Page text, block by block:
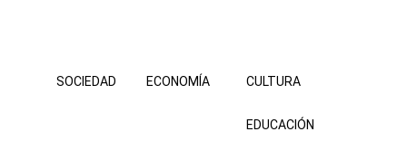
SOCIEDAD ECONOMÍA CULTURA
EDUCACIÓN